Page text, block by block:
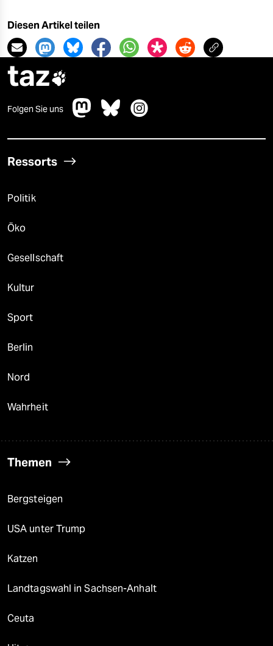
Diesen Artikel teilen
taz
Folgen Sie uns
Ressorts
Politik
Öko
Gesellschaft
Kultur
Sport
Berlin
Nord
Wahrheit
Themen
Bergsteigen
USA unter Trump
Katzen
Landtagswahl in Sachsen-Anhalt
Ceuta